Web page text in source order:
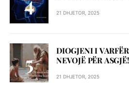
21 DHJETOR, 2025
DIOGJENI I
NEVOJË PËR ASGJË!
21 DHJETOR, 2025